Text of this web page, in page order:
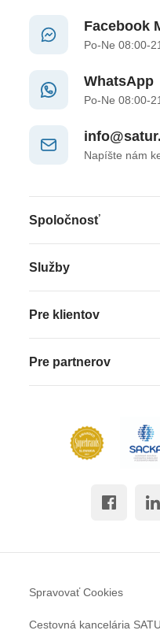
Facebook
Po-Ne 08:00-
WhatsApp
Po-Ne 08:00-
Napíšte nám
Spoločnosť
Služby
Pre klientov
Pre partnerov
Cestovná kancelária
Spravovať Cookies